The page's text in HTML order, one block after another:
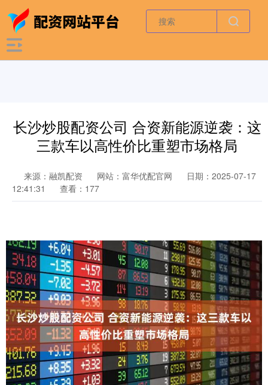
长沙炒股配资公司 合资新能源逆袭：这
三款车以高性价比重塑市场格局
来源：融凯配资 网站：富华优配官网
日期：2025-07-17
12:41:31
查看：177